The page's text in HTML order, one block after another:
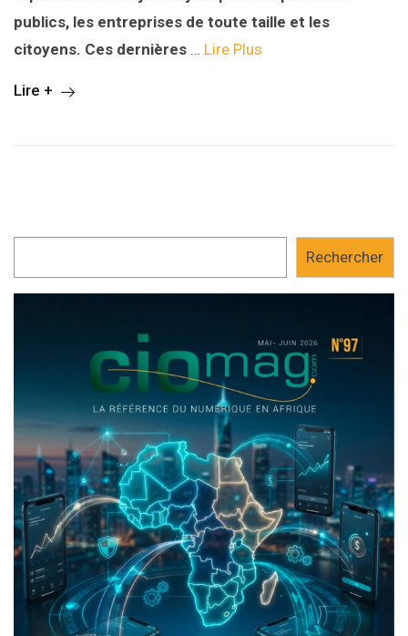
publics, les entreprises de toute taille et les
citoyens. Ces dernières … Lire Plus
Lire +
Rechercher